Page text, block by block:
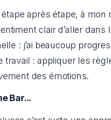
après étape, à
clair d’aller dans
: j’ai beaucoup
: appliquer les
des émotions.
Bar...